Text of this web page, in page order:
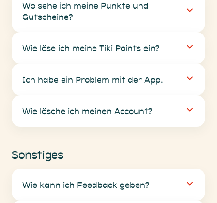
Wo sehe ich meine Punkte und
Gutscheine?
Wie löse ich meine Tiki Points ein?
Ich habe ein Problem mit der App.
Wie lösche ich meinen Account?
Sonstiges
Wie kann ich Feedback geben?